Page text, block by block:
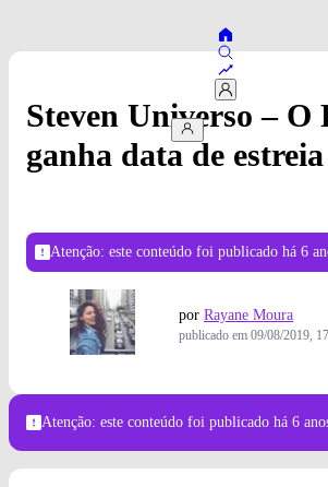
Steven Universo – O
ganha data de
Atenção: este conteúdo foi publicado há 6
por Rayane Moura
publicado em 09/08/2019,
Atenção: este conteúdo foi publicado há 6